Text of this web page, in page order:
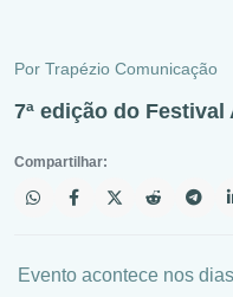
Por Trapézio Comunicação
7ª edição do
Compartilhar:
Evento acontece nos